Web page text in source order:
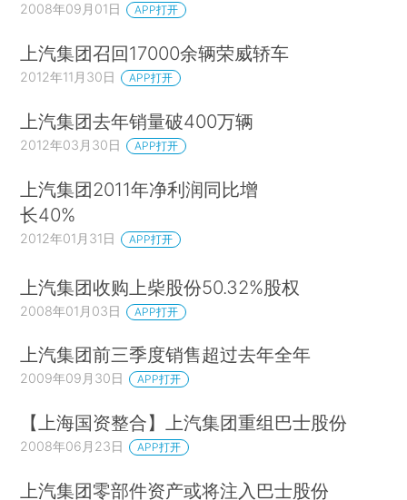
2008年09月01日 APP打开
上汽集团召回17000余辆荣威轿车
2012年11月30日 APP打开
上汽集团去年销量破400万辆
2012年03月30日 APP打开
上汽集团2011年净利润同比增
长40%
2012年01月31日 APP打开
上汽集团收购上柴股份50.32%股权
2008年01月03日 APP打开
上汽集团前三季度销售超过去年全年
2009年09月30日 APP打开
【上海国资整合】上汽集团重组巴士股份
2008年06月23日 APP打开
上汽集团零部件资产或将注入巴士股份